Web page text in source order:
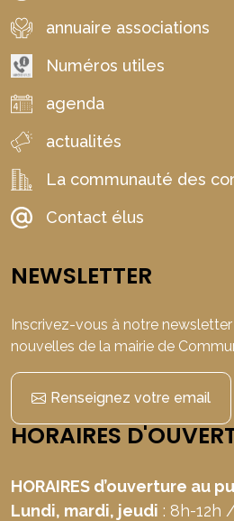
annuaire associations
Numéros utiles
agenda
actualités
La communauté des
Contact élus
NEWSLETTER
Inscrivez-vous à notre
nouvelles de la mairie de
Renseignez votre email
HORAIRES
HORAIRES d’ouverture au
Lundi, mardi, jeudi : 8h-12h